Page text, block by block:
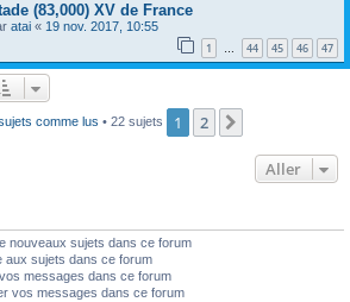
(83,000) XV de France
atai « 19 nov. 2017, 10:55
1 … 44 45 46 47
comme lus • 22 sujets 1 2
Aller
nouveaux sujets dans ce forum
aux sujets dans ce forum
messages dans ce forum
vos messages dans ce forum